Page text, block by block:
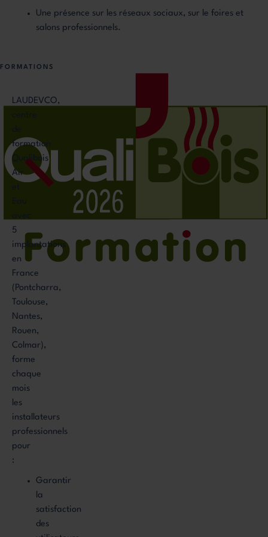
Une présence sur les réseaux sociaux, sur le foires et
salons professionnels.
FORMATIONS
LAUDEVCO,
formation
Qualibois
Air
5
implantations
en
France
(Pontcharra,
Toulouse,
Nantes,
Rouen,
Colmar),
forme
chaque
mois
les
installateurs
professionnels
pour
:
Garantir
la
satisfaction
des